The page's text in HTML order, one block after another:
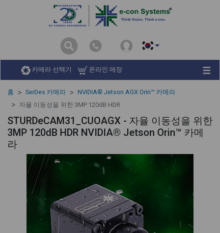
카메라 선택기 온라인 매장
홈 SerDes 카메라
NVIDIA® Jetson AGX Orin™ 카메라
자율 이동성을 위한 3MP 120dB HDR
STURDeCAM31_CUOAGX - 자율 이동성을 위한
3MP 120dB HDR NVIDIA® Jetson Orin™ 카메
라